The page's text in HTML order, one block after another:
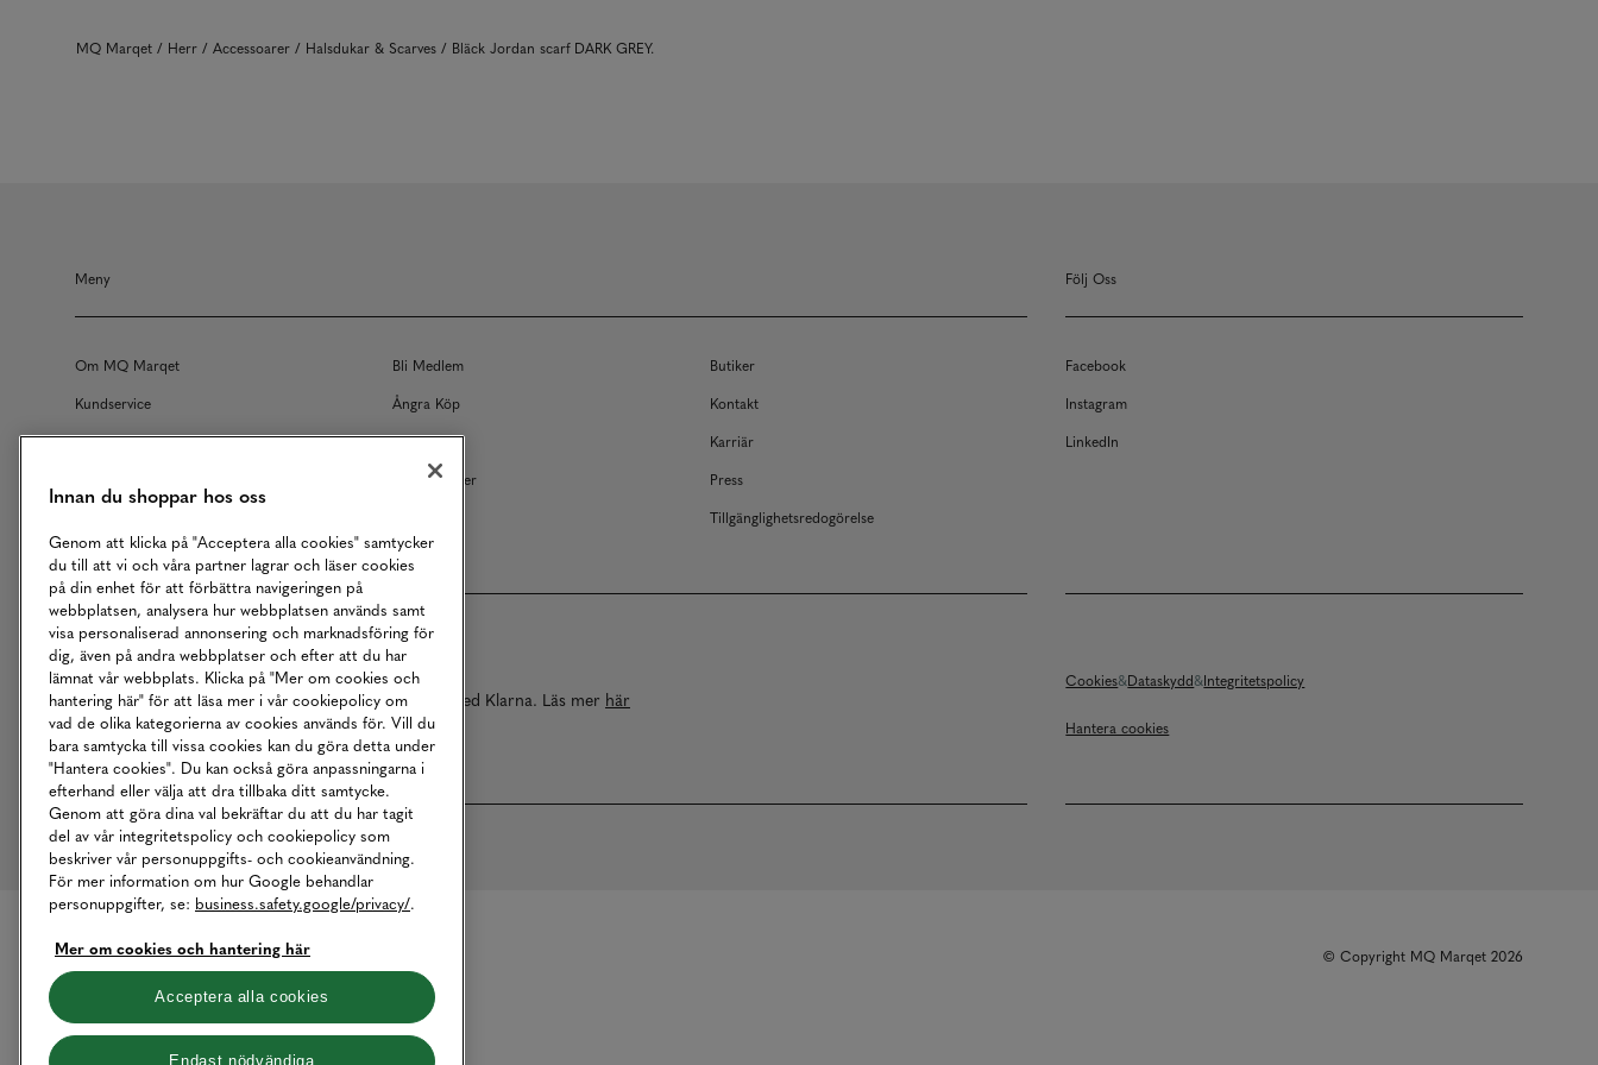
MQ Marqet Herr Accessoarer Halsdukar & Scarves Bläck Jordan scarf DARK GREY.
Meny
Om MQ Marqet Bli Medlem
Butiker
Kundservice
Ångra Köp
Kontakt
Returer
Köpvillkor
Karriär
Våra Tjänster
Press
Tillgänglighetsredogörelse
Följ Oss
Facebook
Instagram
LinkedIn
Betalningar online sköts i samarbete med Klarna. Läs mer här
Cookies Dataskydd Integritetspolicy
Hantera cookies
© Copyright MQ Marqet 2026
Innan du shoppar hos oss
Genom att klicka på "Acceptera alla cookies" samtycker
du till att vi och våra partner lagrar och läser cookies
på din enhet för att förbättra navigeringen på
webbplatsen, analysera hur webbplatsen används samt
visa personaliserad annonsering och marknadsföring för
dig, även på andra webbplatser och efter att du har
lämnat vår webbplats. Klicka på "Mer om cookies och
hantering här" för att läsa mer i vår cookiepolicy om
vad de olika kategorierna av cookies används för. Vill du
bara samtycka till vissa cookies kan du göra detta under
"Hantera cookies". Du kan också göra anpassningarna i
efterhand eller välja att dra tillbaka ditt samtycke.
Genom att göra dina val bekräftar du att du har tagit
del av vår integritetspolicy och cookiepolicy som
beskriver vår personuppgifts- och cookieanvändning.
För mer information om hur Google behandlar
personuppgifter, se: business.safety.google/privacy/.
Mer om cookies och hantering här
Acceptera alla cookies
Endast nödvändiga